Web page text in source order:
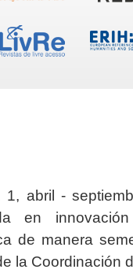
1, abril -
en
de manera
la Coordinación